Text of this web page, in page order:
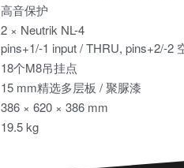
高音保护
2 × Neutrik NL-4
pins+1/-1 input / THRU, pins+2/-2
18个M8吊挂点
15 mm精选多层板 / 聚脲漆
386 × 620 × 386 mm
19.5 kg